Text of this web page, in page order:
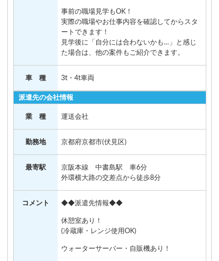
事前の職場見学もOK！
実際の職場やお仕事内容を確認してからスタ
ートできます！
見学後に「自分には合わないかも…」と感じ
た場合は、他の案件もご紹介できます。
車 種 3t・4t車両
派遣先の会社情報
業 種 運送会社
勤務地 京都府京都市(伏見区)
最寄駅
京阪本線 中書島駅 車6分
外環横大路の交差点から徒歩8分
コメント ◆◆派遣先情報◆◆
休憩室あり！
(冷蔵庫・レンジ使用OK)
ウォーターサーバー・自販機あり！